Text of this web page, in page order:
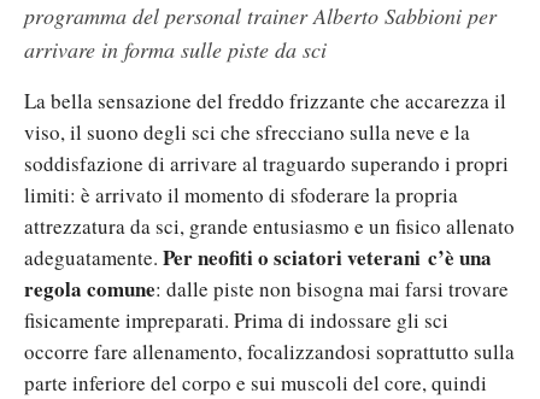
programma del personal trainer Alberto Sabbioni per
arrivare in forma sulle piste da sci
La bella sensazione del freddo frizzante che accarezza il
viso, il suono degli sci che sfrecciano sulla neve e la
soddisfazione di arrivare al traguardo superando i propri
limiti: è arrivato il momento di sfoderare la propria
attrezzatura da sci, grande entusiasmo e un fisico allenato
adeguatamente. Per neofiti o sciatori veterani c’è una
regola comune: dalle piste non bisogna mai farsi trovare
fisicamente impreparati. Prima di indossare gli sci
occorre fare allenamento, focalizzandosi soprattutto sulla
parte inferiore del corpo e sui muscoli del core, quindi